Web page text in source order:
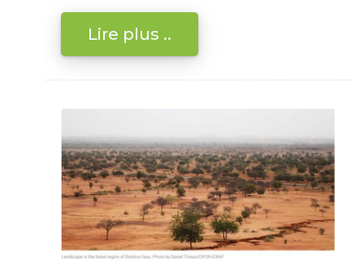
Lire plus ..